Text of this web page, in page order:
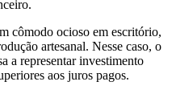
cômodo ocioso em escritório,
artesanal. Nesse caso, o
a representar investimento
aos juros pagos.